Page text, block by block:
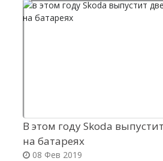
В этом году Skoda
на батареях
08 Фев 2019